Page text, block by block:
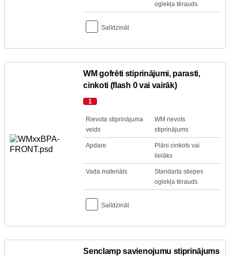
oglekļa tērauds
Salīdzināt
WM gofrēti stiprinājumi, parasti,
cinkoti (flash 0 vai vairāk)
1
Rievota stiprinājuma
veids
WM rievots
stiprinājums
Apdare
Plāni cinkots vai
lielāks
Vada materiāls
Standarta stiepes
oglekļa tērauds
Salīdzināt
Senclamp savienojumu stiprinājums